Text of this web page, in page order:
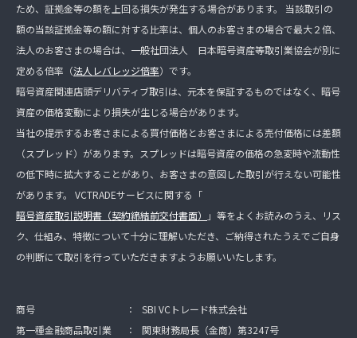
ため、証拠金等の額を上回る損失が発生する場合があります。 当該取引の
額の当該証拠金等の額に対する比率は、個人のお客さまの場合で最大２倍、
法人のお客さまの場合は、一般社団法人 日本暗号資産等取引業協会が別に
定める倍率（法人レバレッジ倍率）です。
暗号資産関連店頭デリバティブ取引は、元本を保証するものではなく、暗号
資産の価格変動により損失が生じる場合があります。
当社の提示するお客さまによる買付価格とお客さまによる売付価格には差額
（スプレッド）があります。スプレッドは暗号資産の価格の急変時や流動性
の低下時に拡大することがあり、お客さまの意図した取引が行えない可能性
があります。 VCTRADEサービスに関する「
暗号資産取引説明書（契約締結前交付書面）
」等をよくお読みのうえ、リス
ク、仕組み、特徴について十分に理解いただき、ご納得されたうえでご自身
の判断にて取引を行っていただきますようお願いいたします。
商号 ：
SBI VCトレード株式会社
第一種金融商品取引業
：
関東財務局長（金商）第3247号